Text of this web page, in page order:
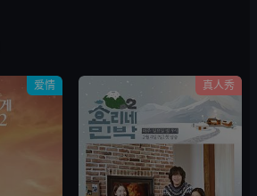
爱情 真人秀